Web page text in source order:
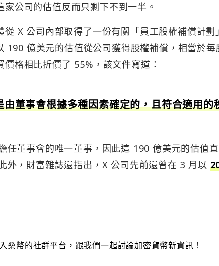
公司的估值反而只剩下不到一半。
從 X 公司內部取得了一份有關「員工股權補償計劃
190 億美元的估值從公司獲得股權補償，相當於每
格相比折價了 55%，該文件寫道：
董事會根據多種因素確定的，且符合適用的
任董事會的唯一董事，因此這 190 億美元的估值
外，財富雜誌還指出，X 公司先前還曾在 3 月以
桑幣的社群平台，跟我們一起討論加密貨幣新資訊！